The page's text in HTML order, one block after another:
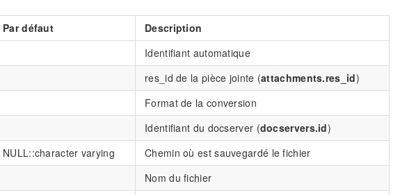
Par défaut
Description
Identifiant automatique
res_id de la pièce jointe (attachments.res_id)
Format de la conversion
Identifiant du docserver (docservers.id)
NULL::character varying
Chemin où est sauvegardé le fichier
Nom du fichier